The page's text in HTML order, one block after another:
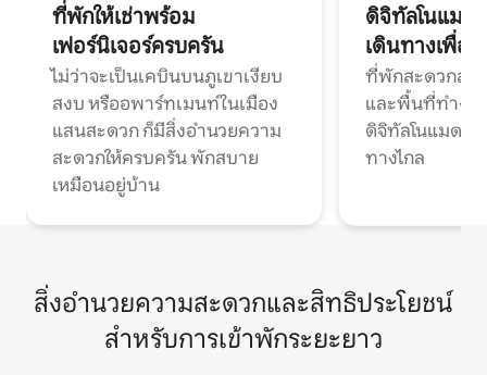
ที่พักให้เช่าพร้อม
เฟอร์นิเจอร์ครบครัน
ไม่ว่าจะเป็นเคบินบนภูเขาเงียบ
สงบ หรืออพาร์ทเมนท์ในเมือง
แสนสะดวก ก็มีสิ่งอำนวยความ
สะดวกให้ครบครัน พักสบาย
เหมือนอยู่บ้าน
ดิจิทัลโนแมด
เดินทางเพื่อ
ที่พักสะดวกสบ
และพื้นที่ทำงา
ดิจิทัลโนแมดแ
ทางไกล
สิ่งอำนวยความสะดวกและสิทธิประโยชน์
สำหรับการเข้าพักระยะยาว